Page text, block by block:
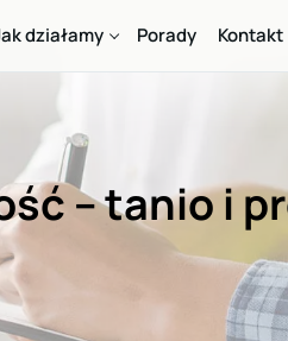
działamy Porady Kontakt
– tanio i